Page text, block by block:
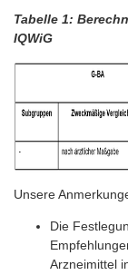
Tabelle 1:
IQWiG
Unsere
Die
Arzneimittel